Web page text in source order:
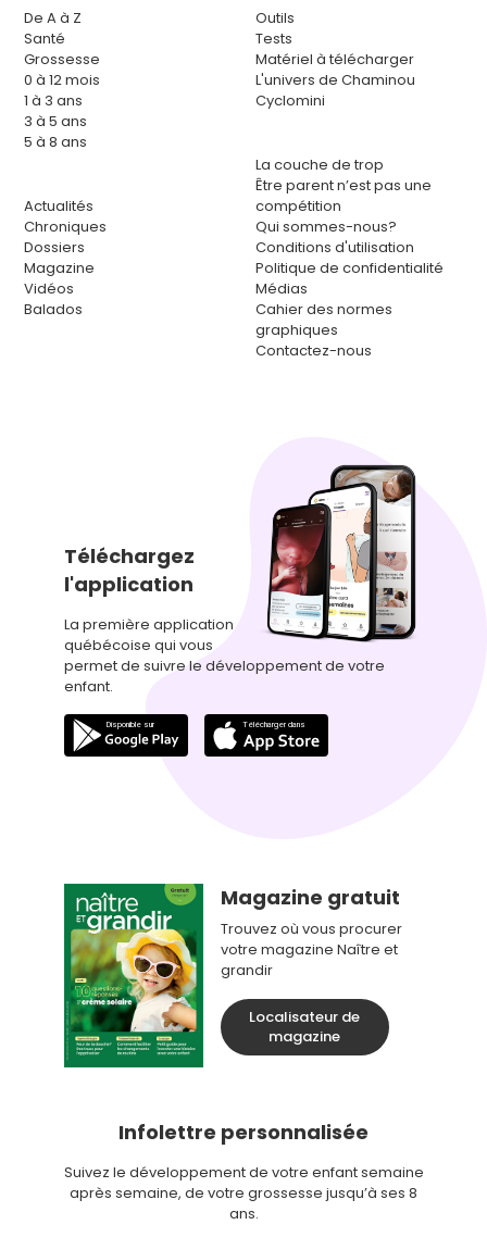
De A à Z
Santé
Grossesse
0 à 12 mois
1 à 3 ans
3 à 5 ans
5 à 8 ans
Actualités
Chroniques
Dossiers
Magazine
Vidéos
Balados
Outils
Tests
Matériel à télécharger
L'univers de Chaminou
Cyclomini
La couche de trop
Être parent n’est pas une
compétition
Qui sommes-nous?
Conditions d'utilisation
Politique de confidentialité
Médias
Cahier des normes
graphiques
Contactez-nous
Téléchargez
l'application
La première application
québécoise qui vous
permet de suivre le développement de votre
enfant.
Magazine gratuit
Trouvez où vous procurer
votre magazine Naître et
grandir
Localisateur de
magazine
Infolettre personnalisée
Suivez le développement de votre enfant semaine
après semaine, de votre grossesse jusqu’à ses 8
ans.